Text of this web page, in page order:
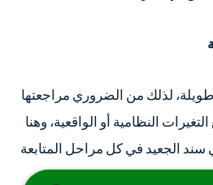
لذلك من الضروري مراجعتها
النظامية أو الواقعية، وهنا
سند الجعيد في كل مراحل المتابعة